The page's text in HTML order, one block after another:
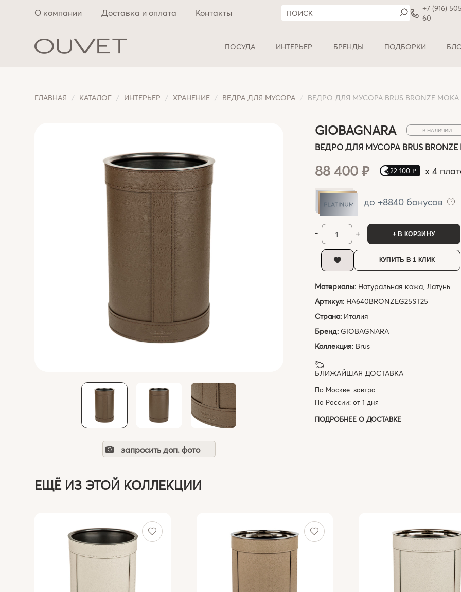
О компании Доставка и оплата Контакты
+7 (916)
60
ПОСУДА ИНТЕРЬЕР БРЕНДЫ ПОДБОРКИ
ГЛАВНАЯ КАТАЛОГ ИНТЕРЬЕР ХРАНЕНИЕ ВЕДРА ДЛЯ МУСОРА ВЕДРО ДЛЯ МУСОРА BRUS BRONZE
запросить доп. фото
GIOBAGNARA В НАЛИЧИИ
ВЕДРО ДЛЯ МУСОРА BRUS BRONZE
88 400 ₽ 22 100 ₽ x 4
до +8840 бонусов
- + + В КОРЗИНУ
КУПИТЬ В 1 КЛИК
Материалы: Натуральная кожа, Латунь
Артикул: HA640BRONZEG25ST25
Страна: Италия
Бренд: GIOBAGNARA
Коллекция: Brus
БЛИЖАЙШАЯ ДОСТАВКА
По Москве: завтра
По России: от 1 дня
ПОДРОБНЕЕ О ДОСТАВКЕ
ЕЩЁ ИЗ ЭТОЙ КОЛЛЕКЦИИ